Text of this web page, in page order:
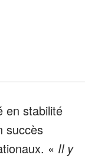
en stabilité
succès
« Il y